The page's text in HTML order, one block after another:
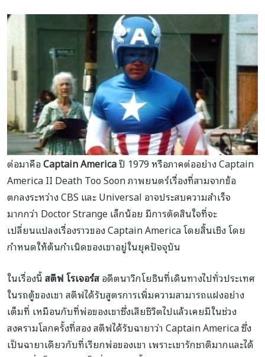
ต่อมาคือCaptain Americaปี 1979 หรือภาคต่ออย่าง Captain
America II Death Too Soon ภาพยนตร์เรื่องที่สามจากข้อ
ตกลงระหว่าง CBS และ Universal อาจประสบความสำเร็จ
มากกว่า Doctor Strange เล็กน้อย มีการตัดสินใจที่จะ
เปลี่ยนแปลงเรื่องราวของ Captain America โดยสิ้นเชิง โดย
กำหนดให้ต้นกำเนิดของเขาอยู่ในยุคปัจจุบัน
ในเรื่องนี้สตีฟ โรเจอร์สอดีตนาวิกโยธินที่เดินทางไปทั่วประเทศ
ในรถตู้ของเขา สตีฟได้รับสูตรการเพิ่มความสามารถแฝงอย่าง
เต็มที่ เหมือนกับที่พ่อของเขาซึ่งเสียชีวิตไปแล้วเคยมีในช่วง
สงครามโลกครั้งที่สอง สตีฟได้รับฉายาว่า Captain America ซึ่ง
เป็นฉายาเดียวกับที่เรียกพ่อของเขา เพราะเขารักชาติมากและได้